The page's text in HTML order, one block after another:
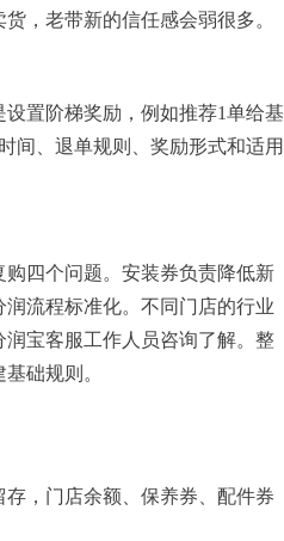
，老带新的信任感会弱很多。
置阶梯奖励，例如推荐1单给基
间、退单规则、奖励形式和适用
四个问题。安装券负责降低新
流程标准化。不同门店的行业
宝客服工作人员咨询了解。整
础规则。
，门店余额、保养券、配件券